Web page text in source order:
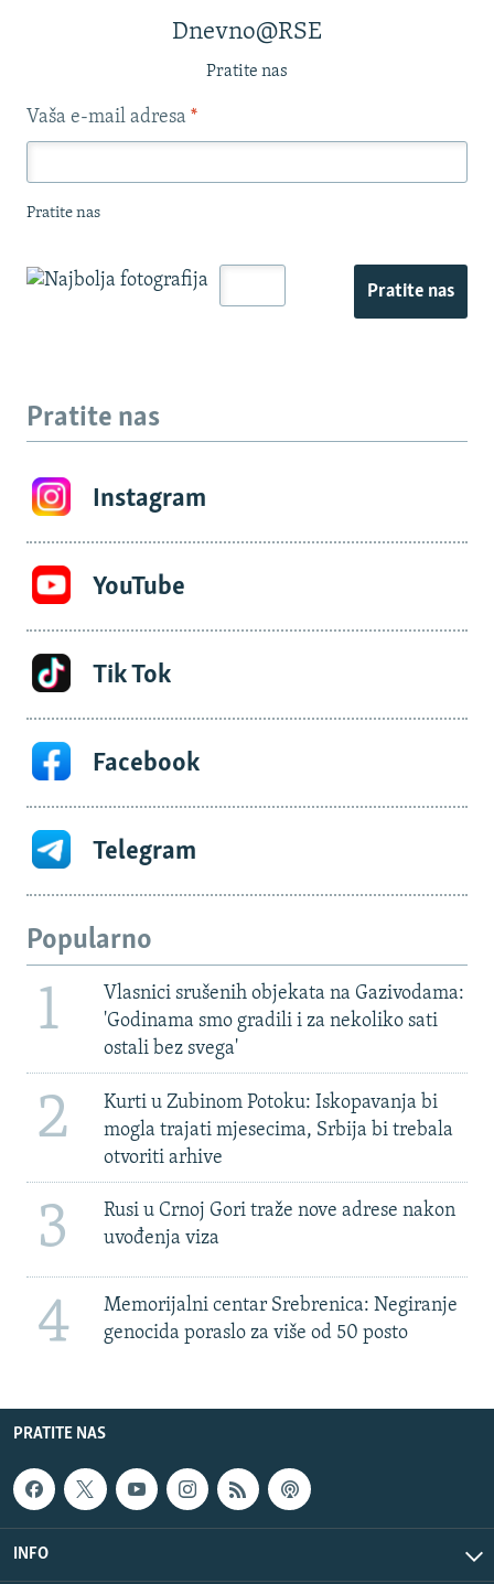
Dnevno@RSE
Pratite nas
Vaša e-mail adresa *
Pratite nas
Pratite nas
Pratite nas
Instagram
YouTube
Tik Tok
Facebook
Telegram
Popularno
1
Vlasnici srušenih objekata na Gazivodama:
'Godinama smo gradili i za nekoliko sati
ostali bez svega'
2
Kurti u Zubinom Potoku: Iskopavanja bi
mogla trajati mjesecima, Srbija bi trebala
otvoriti arhive
3
Rusi u Crnoj Gori traže nove adrese nakon
uvođenja viza
4
Memorijalni centar Srebrenica: Negiranje
genocida poraslo za više od 50 posto
PRATITE NAS
INFO